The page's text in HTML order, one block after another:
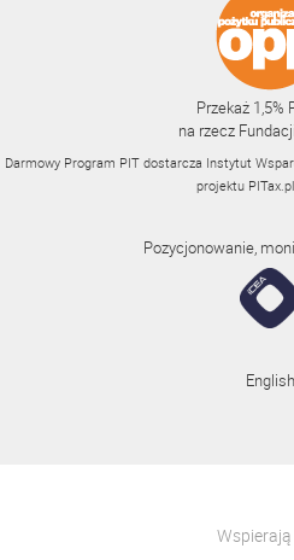
Przekaż 1,5%
na rzecz
Darmowy Program PIT dostarcza Instytut
projektu PITax.pl
Pozycjonowanie,
English